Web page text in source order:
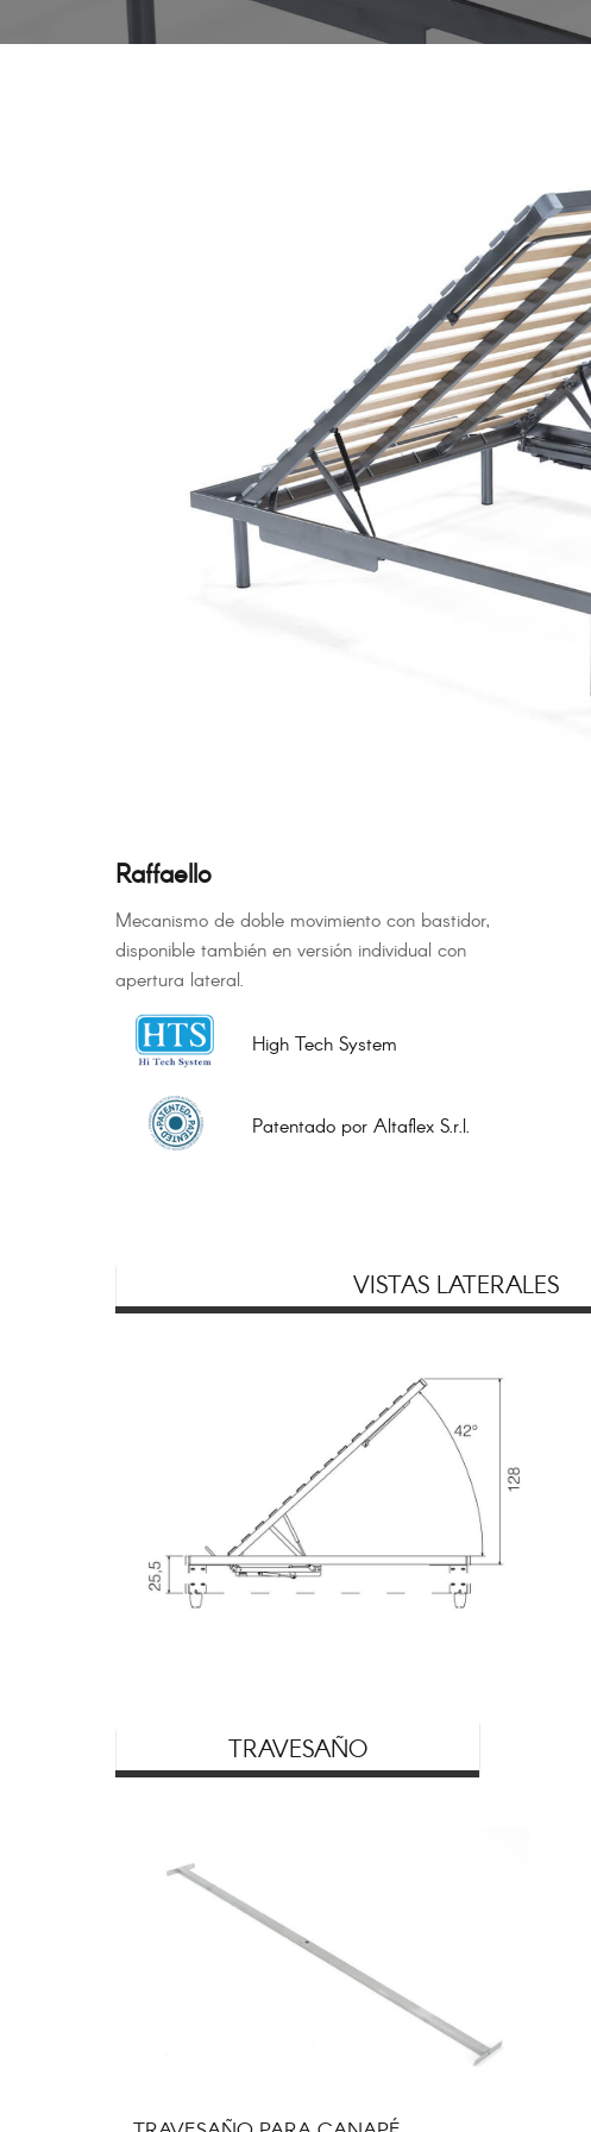
Raffaello
Mecanismo de doble movimiento con bastidor,
disponible también en versión individual con
apertura lateral.
High Tech System
Patentado por Altaflex S.r.l.
VISTAS LATERALES
TRAVESAÑO